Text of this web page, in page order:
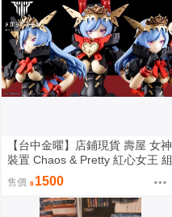
【台中金曜】店鋪現貨 壽屋 女神
裝置 Chaos & Pretty 紅心女王 組
裝模型
售價 1500